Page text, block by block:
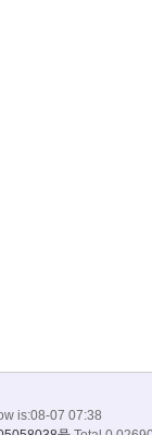
is:08-07 07:38